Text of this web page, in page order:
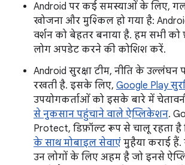
Android पर कई समस्याओं के लिए,
खोजना और मुश्किल हो गया है:
वर्शन को बेहतर बनाया है. हम सभी को
लोग अपडेट करने की कोशिश करें.
Android सुरक्षा टीम, नीति के उल्लंघन
रखती है. इसके लिए, Google Play
उपयोगकर्ताओं को इसके बारे में
से नुकसान पहुंचाने वाले ऐप्लिकेशन.
Protect, डिफ़ॉल्ट रूप से चालू रहता है
के साथ मोबाइल सेवाएं मुहैया कराई हैं.
उन लोगों के लिए अहम है जो इनसे